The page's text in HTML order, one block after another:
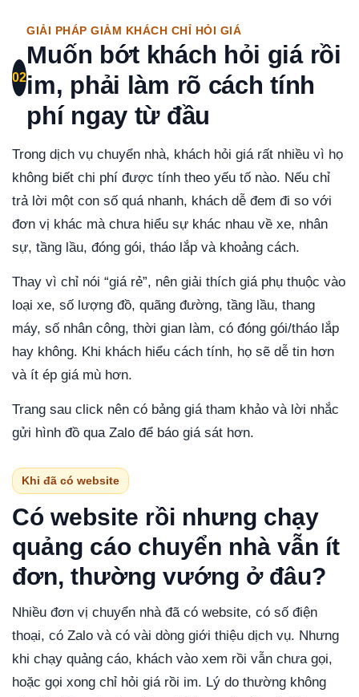
02
GIẢI PHÁP GIẢM KHÁCH CHỈ HỎI GIÁ
Muốn bớt khách hỏi giá rồi
im, phải làm rõ cách tính
phí ngay từ đầu
Trong dịch vụ chuyển nhà, khách hỏi giá rất nhiều vì họ
không biết chi phí được tính theo yếu tố nào. Nếu chỉ
trả lời một con số quá nhanh, khách dễ đem đi so với
đơn vị khác mà chưa hiểu sự khác nhau về xe, nhân
sự, tầng lầu, đóng gói, tháo lắp và khoảng cách.
Thay vì chỉ nói “giá rẻ”, nên giải thích giá phụ thuộc vào
loại xe, số lượng đồ, quãng đường, tầng lầu, thang
máy, số nhân công, thời gian làm, có đóng gói/tháo lắp
hay không. Khi khách hiểu cách tính, họ sẽ dễ tin hơn
và ít ép giá mù hơn.
Trang sau click nên có bảng giá tham khảo và lời nhắc
gửi hình đồ qua Zalo để báo giá sát hơn.
Khi đã có website
Có website rồi nhưng chạy
quảng cáo chuyển nhà vẫn ít
đơn, thường vướng ở đâu?
Nhiều đơn vị chuyển nhà đã có website, có số điện
thoại, có Zalo và có vài dòng giới thiệu dịch vụ. Nhưng
khi chạy quảng cáo, khách vào xem rồi vẫn chưa gọi,
hoặc gọi xong chỉ hỏi giá rồi im. Lý do thường không